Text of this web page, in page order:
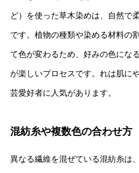
ど）を使った草木染めは、自然で
です。植物の種類や染める材料の
て色が変わるため、好みの色にな
が楽しいプロセスです。れは肌に
芸愛好者に人気があります。
混紡糸や複数色の合わせ方
異なる繊維を混ぜている混紡糸は